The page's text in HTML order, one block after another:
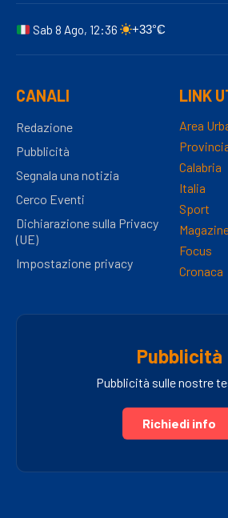
Sab 8 Ago, 12:36 +33°C
CANALI
Redazione
Pubblicità
Segnala una notizia
Cerco Eventi
Dichiarazione sulla Privacy
(UE)
Impostazione privacy
LINK
Area
Calabria
Italia
Sport
Focus
Cronaca
Pubblicità
Pubblicità sulle nostre
Richiedi info